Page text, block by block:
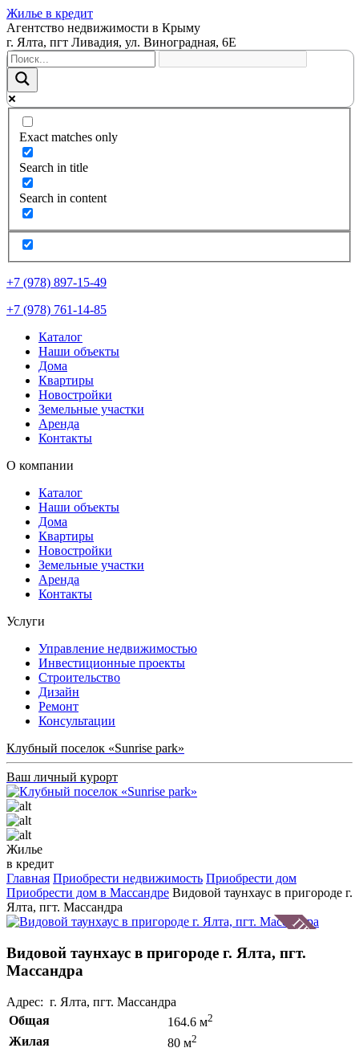
Жилье в кредит
Агентство недвижимости в Крыму
г. Ялта, пгт Ливадия, ул. Виноградная, 6Е
Exact matches only
Search in title
Search in content
+7 (978) 897-15-49
+7 (978) 761-14-85
Каталог
Наши объекты
Дома
Квартиры
Новостройки
Земельные участки
Аренда
Контакты
О компании
Каталог
Наши объекты
Дома
Квартиры
Новостройки
Земельные участки
Аренда
Контакты
Услуги
Управление недвижимостью
Инвестиционные проекты
Строительство
Дизайн
Ремонт
Консультации
Клубный поселок «Sunrise park»
Ваш личный курорт
Жилье
в кредит
Главная Приобрести недвижимость Приобрести дом
Приобрести дом в Массандре Видовой таунхаус в пригороде г.
Ялта, пгт. Массандра
Видовой таунхаус в пригороде г. Ялта, пгт.
Массандра
Адрес: г. Ялта, пгт. Массандра
Общая
164.6 м2
Жилая 80 м2